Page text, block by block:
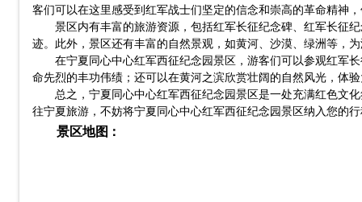
客们可以在这里感受到红军战士们坚定的信念和崇高的革命精神
景区内有丰富的旅游资源，包括红军长征纪念碑、红军长征
迹。此外，景区还有丰富的自然景观，如黄河、沙漠、绿洲等，
在宁夏同心中心红军西征纪念园景区，游客们可以参观红军
命先烈的丰功伟绩；还可以在黄河之滨欣赏壮阔的自然风光，体
总之，宁夏同心中心红军西征纪念园景区是一处充满红色文
往宁夏旅游，不妨将宁夏同心中心红军西征纪念园景区纳入您的
景区地图：